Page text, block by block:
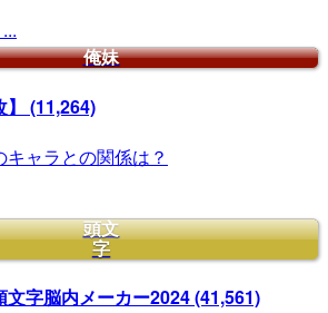
...
俺妹
(11,264)
ャラとの関係は？
頭文
字
文字脳内メーカー2024(41,561)